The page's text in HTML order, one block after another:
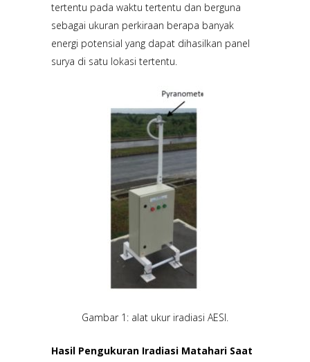
tertentu pada waktu tertentu dan berguna
sebagai ukuran perkiraan berapa banyak
energi potensial yang dapat dihasilkan panel
surya di satu lokasi tertentu.
Gambar 1: alat ukur iradiasi AESI.
Hasil Pengukuran Iradiasi Matahari Saat